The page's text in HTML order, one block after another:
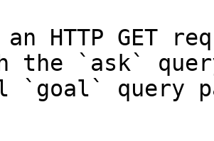
an HTTP GET
the `ask`
`goal` query